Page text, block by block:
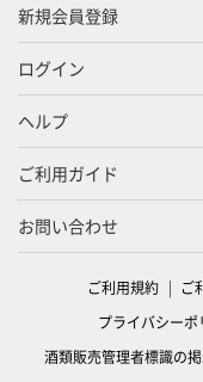
新規会員登録
ログイン
ヘルプ
ご利用ガイド
お問い合わせ
ご利用規約 ご
プライバシーポ
酒類販売管理者標識の